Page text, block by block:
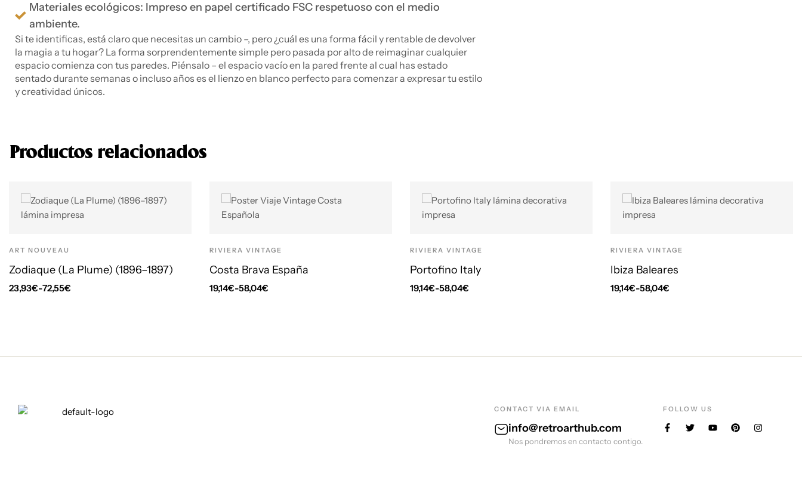
Materiales ecológicos: Impreso en papel certificado FSC respetuoso con el medio
ambiente.
Si te identificas, está claro que necesitas un cambio –, pero ¿cuál es una forma fácil y rentable de devolver
la magia a tu hogar? La forma sorprendentemente simple pero pasada por alto de reimaginar cualquier
espacio comienza con tus paredes. Piénsalo – el espacio vacío en la pared frente al cual has estado
sentado durante semanas o incluso años es el lienzo en blanco perfecto para comenzar a expresar tu estilo
y creatividad únicos.
Productos relacionados
ART NOUVEAU
Zodiaque (La Plume) (1896–1897)
23,93€-72,55€
RIVIERA VINTAGE
Costa Brava España
19,14€-58,04€
RIVIERA VINTAGE
Portofino Italy
19,14€-58,04€
RIVIERA VINTAGE
Ibiza Baleares
19,14€-58,04€
CONTACT VIA EMAIL
info@retroarthub.com
Nos pondremos en contacto contigo.
FOLLOW US